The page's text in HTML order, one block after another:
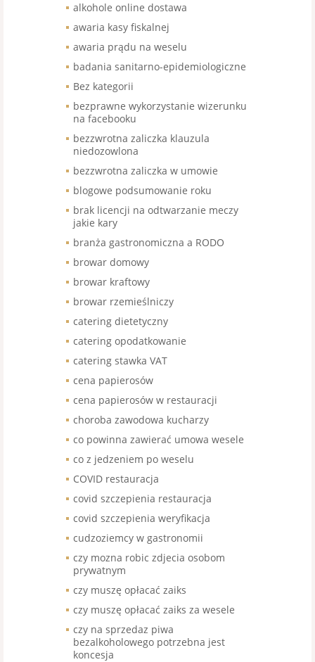
alkohole online dostawa
awaria kasy fiskalnej
awaria prądu na weselu
badania sanitarno-epidemiologiczne
Bez kategorii
bezprawne wykorzystanie wizerunku
na facebooku
bezzwrotna zaliczka klauzula
niedozowlona
bezzwrotna zaliczka w umowie
blogowe podsumowanie roku
brak licencji na odtwarzanie meczy
jakie kary
branża gastronomiczna a RODO
browar domowy
browar kraftowy
browar rzemieślniczy
catering dietetyczny
catering opodatkowanie
catering stawka VAT
cena papierosów
cena papierosów w restauracji
choroba zawodowa kucharzy
co powinna zawierać umowa wesele
co z jedzeniem po weselu
COVID restauracja
covid szczepienia restauracja
covid szczepienia weryfikacja
cudzoziemcy w gastronomii
czy mozna robic zdjecia osobom
prywatnym
czy muszę opłacać zaiks
czy muszę opłacać zaiks za wesele
czy na sprzedaz piwa
bezalkoholowego potrzebna jest
koncesja